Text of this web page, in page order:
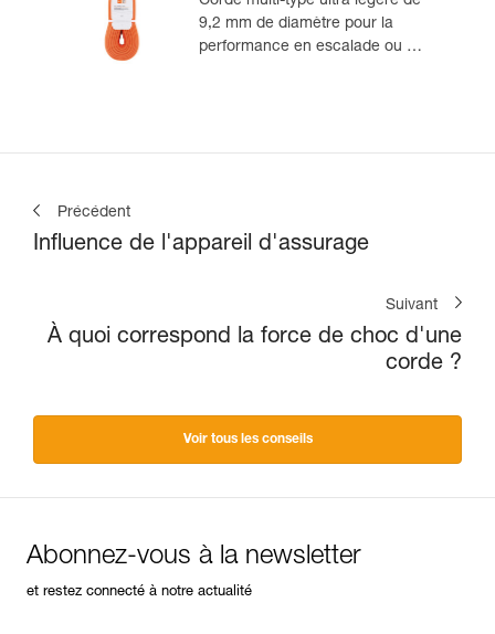
9,2 mm de diamètre pour la
performance en escalade ou en
Précédent
Influence de l'appareil d'assurage
Suivant
À quoi correspond la force de choc d'une
corde ?
Voir tous les conseils
Abonnez-vous à la newsletter
et restez connecté à notre actualité